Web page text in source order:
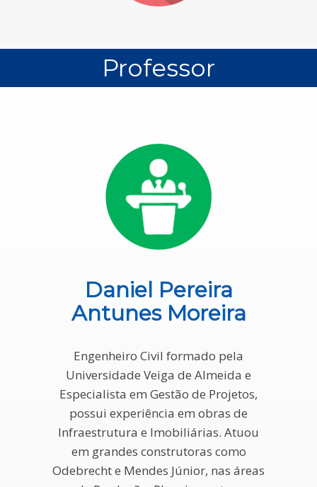
Professor
Daniel Pereira
Antunes Moreira
Engenheiro Civil formado pela
Universidade Veiga de Almeida e
Especialista em Gestão de Projetos,
possui experiência em obras de
Infraestrutura e Imobiliárias. Atuou
em grandes construtoras como
Odebrecht e Mendes Júnior, nas áreas